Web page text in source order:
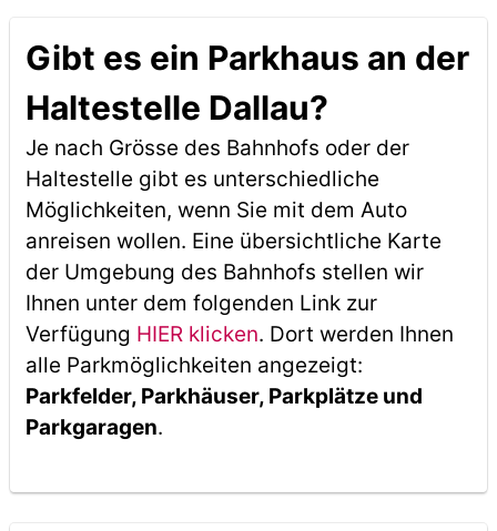
Gibt es ein Parkhaus an der
Haltestelle Dallau?
Je nach Grösse des Bahnhofs oder der
Haltestelle gibt es unterschiedliche
Möglichkeiten, wenn Sie mit dem Auto
anreisen wollen. Eine übersichtliche Karte
der Umgebung des Bahnhofs stellen wir
Ihnen unter dem folgenden Link zur
Verfügung HIER klicken. Dort werden Ihnen
alle Parkmöglichkeiten angezeigt:
Parkfelder, Parkhäuser, Parkplätze und
Parkgaragen.